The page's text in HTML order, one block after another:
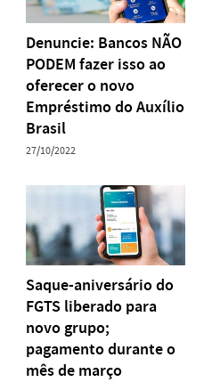
Denuncie: Bancos NÃO
PODEM fazer isso ao
oferecer o novo
Empréstimo do Auxílio
Brasil
27/10/2022
Saque-aniversário do
FGTS liberado para
novo grupo;
pagamento durante o
mês de março